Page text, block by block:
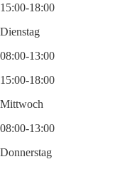
15:00-18:00
Dienstag
08:00-13:00
15:00-18:00
Mittwoch
08:00-13:00
Donnerstag